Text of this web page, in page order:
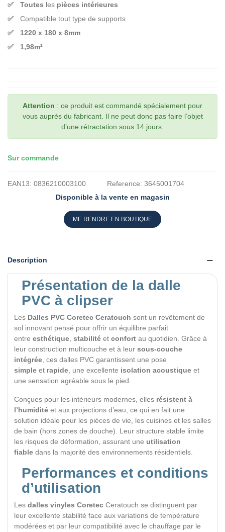
Toutes les pièces intérieures
Compatible tout type de supports
1220 x 180 x 8mm
1,98m²
Attention : ce produit est commandé spécialement pour
vous auprès du fabricant. Il ne peut donc pas faire l’objet
d’une rétractation sous 14 jours.
Sur commande
EAN13: 0836210003100 Reference: 3645001704
Disponible à la vente en magasin
ME RENDRE EN BOUTIQUE
Description
Présentation de la dalle
PVC à clipser
Les Dalles PVC Coretec Ceratouch sont un revêtement de
sol innovant pensé pour offrir un équilibre parfait
entre esthétique, stabilité et confort au quotidien. Grâce à
leur construction multicouche et à leur sous-couche
intégrée, ces dalles PVC garantissent une pose
simple et rapide, une excellente isolation acoustique et
une sensation agréable sous le pied.
Conçues pour les intérieurs modernes, elles résistent à
l’humidité et aux projections d’eau, ce qui en fait une
solution idéale pour les pièces de vie, les cuisines et les salles
de bain (hors zones de douche). Leur structure stable limite
les risques de déformation, assurant une utilisation
fiable dans la majorité des environnements résidentiels.
Performances et conditions
d’utilisation
Les dalles vinyles Coretec Ceratouch se distinguent par
leur excellente stabilité face aux variations de température
modérées et par leur compatibilité avec le chauffage par le